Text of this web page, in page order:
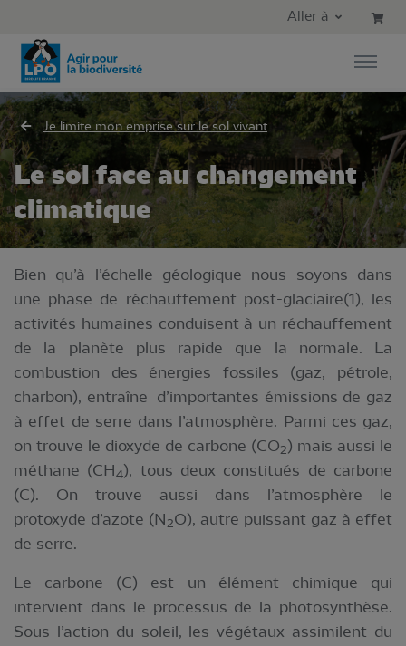
Aller au menu principal
Aller à
Je limite mon emprise sur le sol vivant
Le sol face au changement
climatique
Bien qu’à l’échelle géologique nous soyons dans
une phase de réchauffement post-glaciaire(1), les
activités humaines conduisent à un réchauffement
de la planète plus rapide que la normale. La
combustion des énergies fossiles (gaz, pétrole,
charbon), entraîne d’importantes émissions de gaz
à effet de serre dans l’atmosphère. Parmi ces gaz,
on trouve le dioxyde de carbone (CO2) mais aussi le
méthane (CH4), tous deux constitués de carbone
(C). On trouve aussi dans l’atmosphère le
protoxyde d’azote (N2O), autre puissant gaz à effet
de serre.
Le carbone (C) est un élément chimique qui
intervient dans le processus de la photosynthèse.
Sous l’action du soleil, les végétaux assimilent du